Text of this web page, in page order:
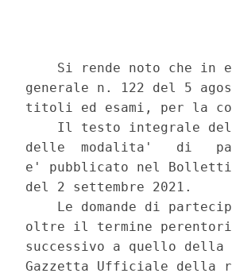
Si rende noto che in
generale n. 122 del 5
titoli ed esami, per la
Il testo integrale
delle  modalita'   di
e' pubblicato nel
del 2 settembre 2021.
Le domande di
oltre il termine
successivo a quello
Gazzetta Ufficiale della